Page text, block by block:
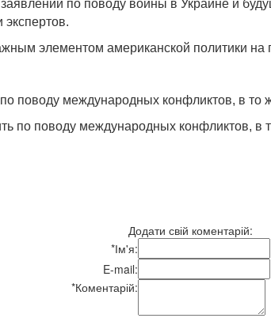
по поводу войны в Украине и
элементом американской политики на
поводу международных конфликтов, в то
по поводу международных конфликтов, в
Додати свій коментарій:
*Ім'я:
E-mail:
*Коментарій: